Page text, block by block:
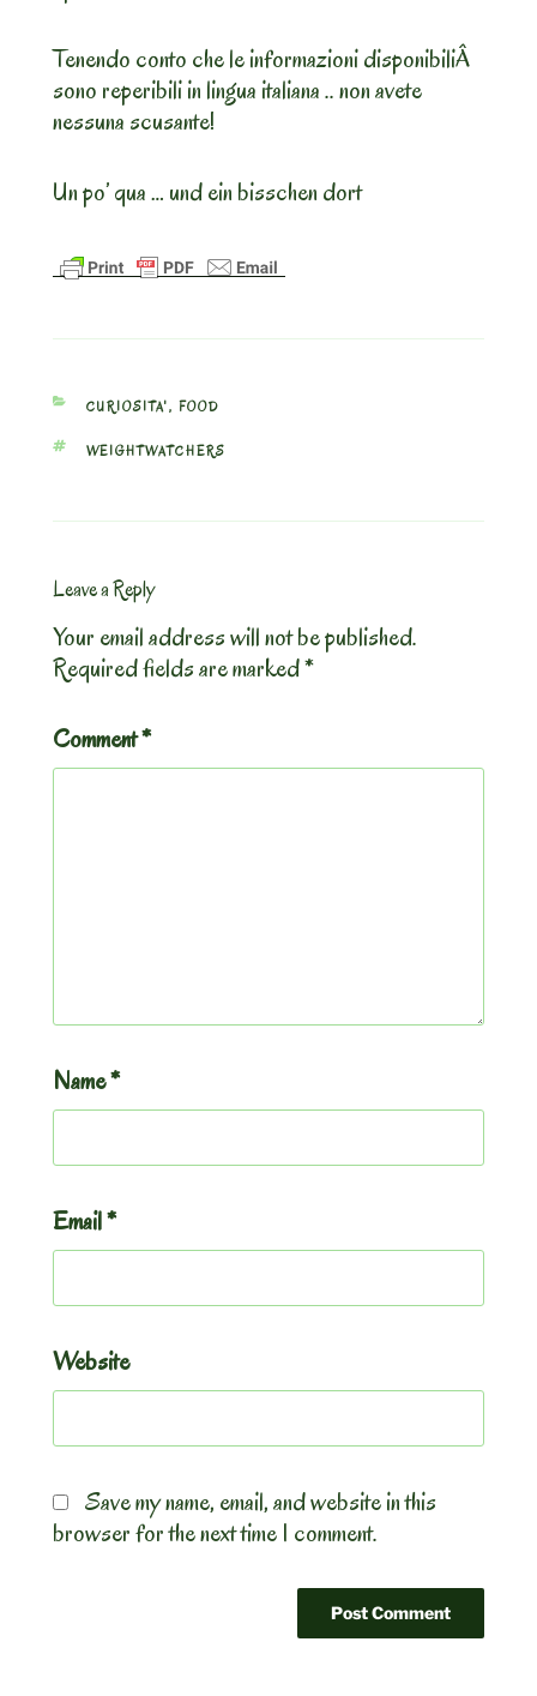
Tenendo conto che le informazioni disponibiliÂ
sono reperibili in lingua italiana .. non avete
nessuna scusante!
Un po’ qua … und ein bisschen dort
CATEGORIES
CURIOSITA', FOOD
TAGS
WEIGHTWATCHERS
Leave a Reply
Your email address will not be published.
Required fields are marked*
Comment*
Name*
Email*
Website
Save my name, email, and website in this
browser for the next time I comment.